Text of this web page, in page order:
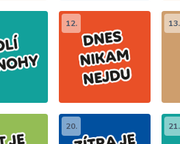
12. 13.
20. 21.